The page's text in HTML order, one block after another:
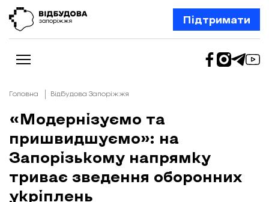
Підтримати
Новини
Відбудова Запоріжжя
Ексклюзив
Шлях додому
Відбудова. Життя
Головна Відбудова Запоріжжя
«Модернізуємо та
пришвидшуємо»: на
Запорізькому напрямку
триває зведення оборонних
укріплень